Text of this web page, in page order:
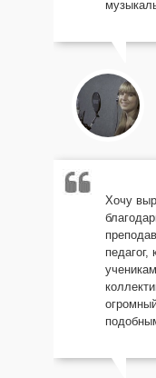
Хочу
педагог,